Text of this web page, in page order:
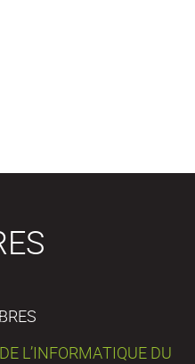
L’INFORMATIQUE DU